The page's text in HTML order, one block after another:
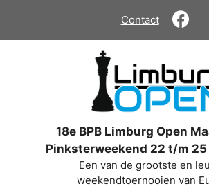
de
Contact
18e BPB Limburg Open
Pinksterweekend 22 t/m
Een van de grootste en
weekendtoernooien van